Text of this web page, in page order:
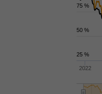
2022
25 %
50 %
75 %